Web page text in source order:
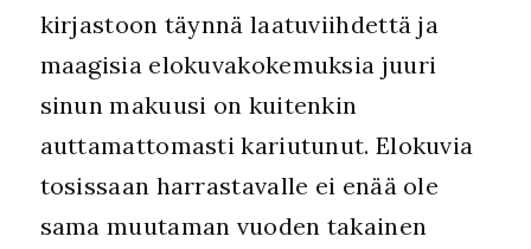
kirjastoon täynnä laatuviihdettä ja
maagisia elokuvakokemuksia juuri
sinun makuusi on kuitenkin
auttamattomasti kariutunut. Elokuvia
tosissaan harrastavalle ei enää ole
sama muutaman vuoden takainen